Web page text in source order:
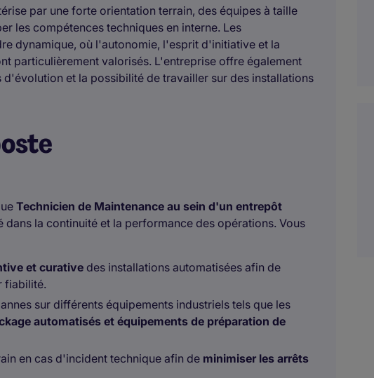
par une forte orientation terrain, des équipes à taille
les compétences techniques en interne. Les
dynamique, où l'autonomie, l'esprit d'initiative et la
particulièrement valorisés. L'entreprise offre également
et la possibilité de travailler sur des installations
Technicien de Maintenance au sein d'un entrepôt
dans la continuité et la performance des opérations. Vous
et curative des installations automatisées afin de
fiabilité.
sur différents équipements industriels tels que les
automatisés et équipements de préparation de
en cas d'incident technique afin de minimiser les arrêts